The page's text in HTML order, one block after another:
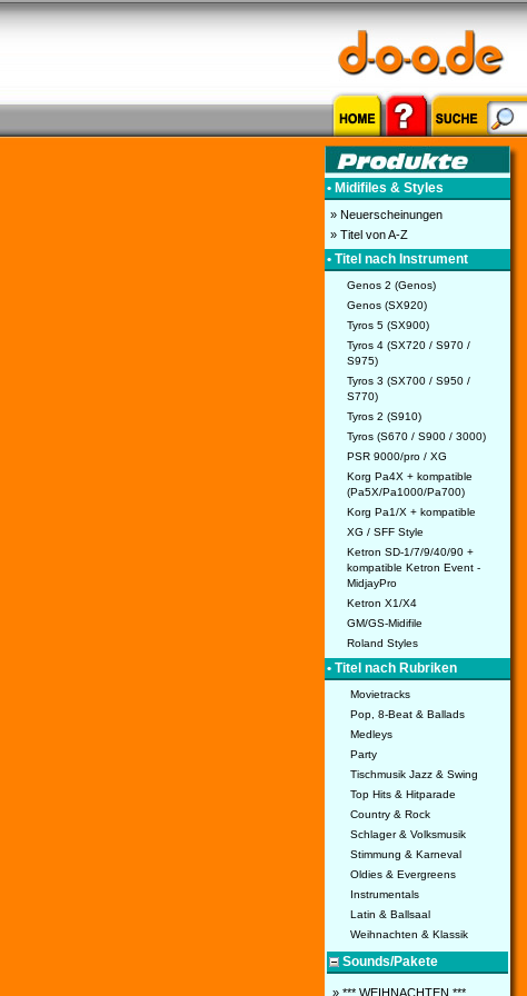
• Midifiles & Styles
» Neuerscheinungen
» Titel von A-Z
• Titel nach Instrument
Genos 2 (Genos)
Genos (SX920)
Tyros 5 (SX900)
Tyros 4 (SX720 / S970 /
S975)
Tyros 3 (SX700 / S950 /
S770)
Tyros 2 (S910)
Tyros (S670 / S900 / 3000)
PSR 9000/pro / XG
Korg Pa4X + kompatible
(Pa5X/Pa1000/Pa700)
Korg Pa1/X + kompatible
XG / SFF Style
Ketron SD-1/7/9/40/90 +
kompatible Ketron Event -
MidjayPro
Ketron X1/X4
GM/GS-Midifile
Roland Styles
• Titel nach Rubriken
Movietracks
Pop, 8-Beat & Ballads
Medleys
Party
Tischmusik Jazz & Swing
Top Hits & Hitparade
Country & Rock
Schlager & Volksmusik
Stimmung & Karneval
Oldies & Evergreens
Instrumentals
Latin & Ballsaal
Weihnachten & Klassik
Sounds/Pakete
» *** WEIHNACHTEN ***